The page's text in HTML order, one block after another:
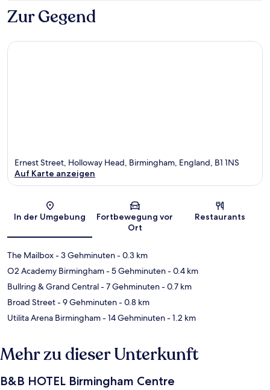
Zur Gegend
Karte
Ernest Street, Holloway Head, Birmingham, England, B1 1NS
Auf Karte anzeigen
In der Umgebung
Fortbewegung vor
Ort
Restaurants
The Mailbox- 3 Gehminuten- 0.3 km
O2 Academy Birmingham- 5 Gehminuten- 0.4 km
Bullring & Grand Central- 7 Gehminuten- 0.7 km
Broad Street- 9 Gehminuten- 0.8 km
Utilita Arena Birmingham- 14 Gehminuten- 1.2 km
Mehr zu dieser Unterkunft
B&B HOTEL Birmingham Centre